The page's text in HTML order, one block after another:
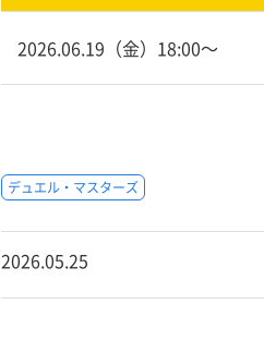
2026.06.19（金）18:00〜
デュエル・マスターズ
2026.05.25